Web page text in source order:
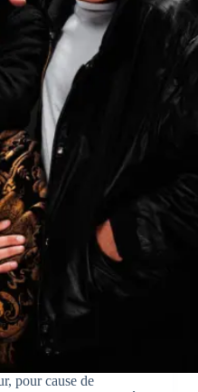
pour cause de